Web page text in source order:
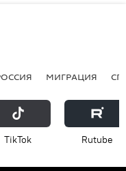
МИГРАЦИЯ
ТikТоk Rutube